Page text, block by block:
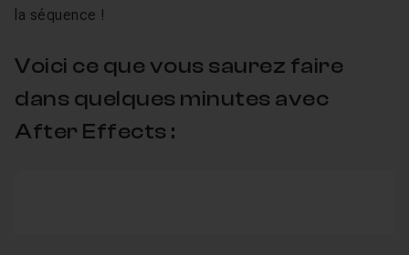
la séquence !
Voici ce que vous saurez faire
dans quelques minutes avec
After Effects :